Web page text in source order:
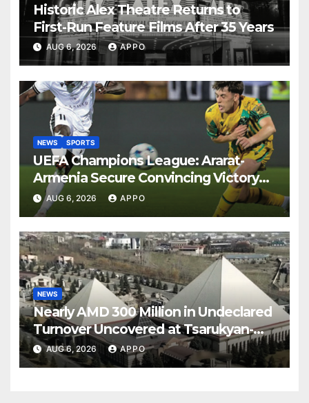
Historic Alex Theatre Returns to
First-Run Feature Films After 35 Years
AUG 6, 2026 APPO
NEWS SPORTS
UEFA Champions League: Ararat-
Armenia Secure Convincing Victory
Over Shamrock Rovers 2-0
AUG 6, 2026 APPO
NEWS
Nearly AMD 300 Million in Undeclared
Turnover Uncovered at Tsarukyan-
Owned Entertainment Center
AUG 6, 2026 APPO